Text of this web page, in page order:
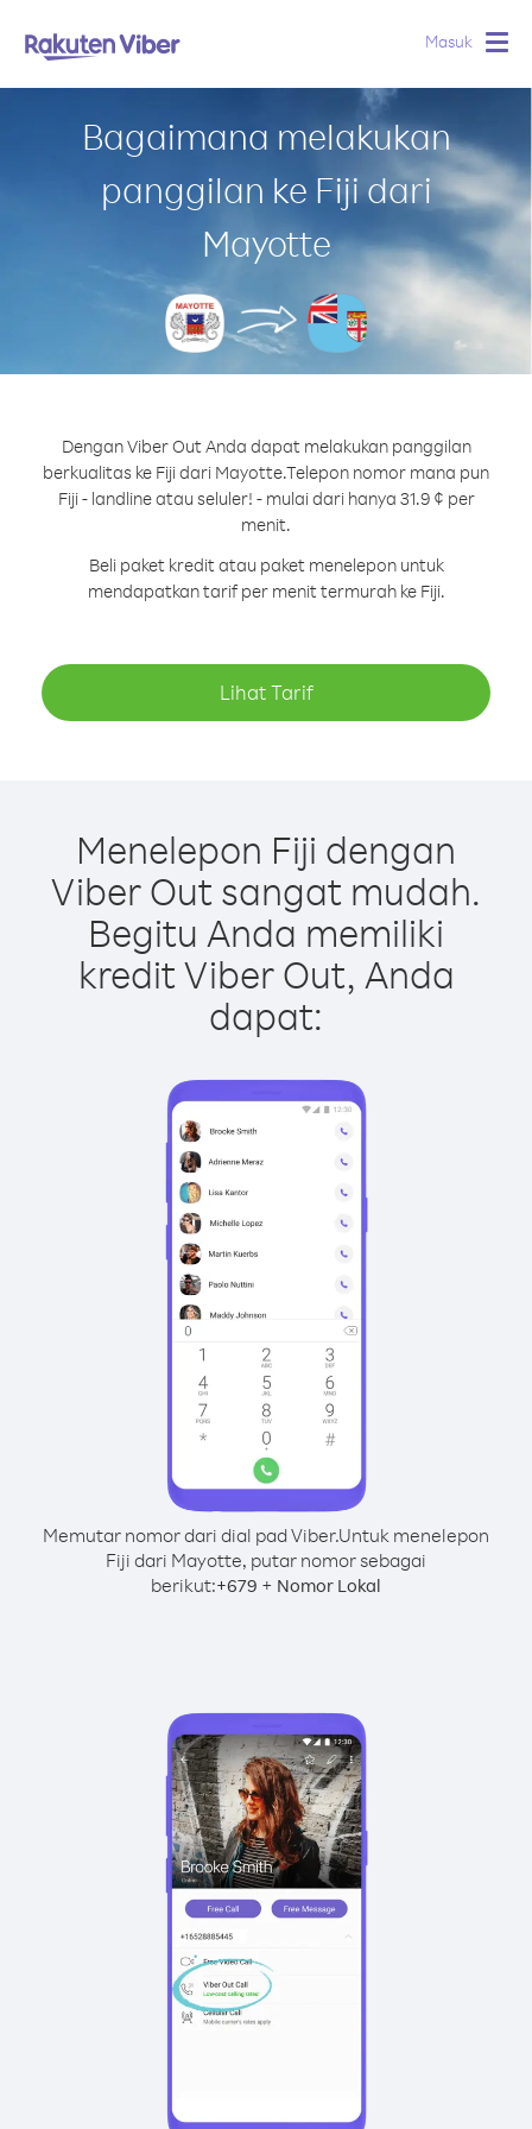
Masuk
Bagaimana melakukan
panggilan ke Fiji dari
Mayotte
Dengan Viber Out Anda dapat melakukan panggilan
berkualitas ke Fiji dari Mayotte.Telepon nomor mana pun
Fiji - landline atau seluler! - mulai dari hanya 31.9 ¢ per
menit.
Beli paket kredit atau paket menelepon untuk
mendapatkan tarif per menit termurah ke Fiji.
Lihat Tarif
Menelepon Fiji dengan
Viber Out sangat mudah.
Begitu Anda memiliki
kredit Viber Out, Anda
dapat:
Memutar nomor dari dial pad Viber.Untuk menelepon
Fiji dari Mayotte, putar nomor sebagai
berikut:+679 + Nomor Lokal